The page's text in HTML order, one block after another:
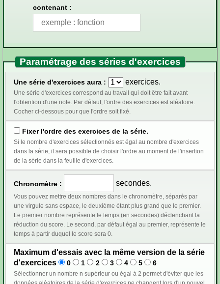
contenant :
Paramétrage des séries d'exercices
Une série d'exercices aura : exercices.
Une série d'exercices correspond au travail qui doit être fait avant
l'obtention d'une note. Par défaut, l'ordre des exercices est aléatoire.
Cocher ci-dessous pour que l'ordre soit fixé.
Fixer l'ordre des exercices de la série.
Si le nombre d'exercices sélectionnés est égal au nombre d'exercices
dans la série, il sera possible de choisir l'ordre au moment de l'insertion
de la série dans la feuille d'exercices.
Chronomètre : secondes.
Vous pouvez mettre deux nombres dans le chronomètre, séparés par
une virgule sans espace, le deuxième étant plus grand que le premier.
Le premier nombre représente le temps (en secondes) déclenchant la
réduction du score. Le second, par défaut égal au premier, représente le
temps à partir duquel le score sera 0.
Maximum d'essais avec la même version de la série
d'exercices
0 1 2 3 4 5 6
Sélectionner un nombre n supérieur ou égal à 2 permet d'éviter que les